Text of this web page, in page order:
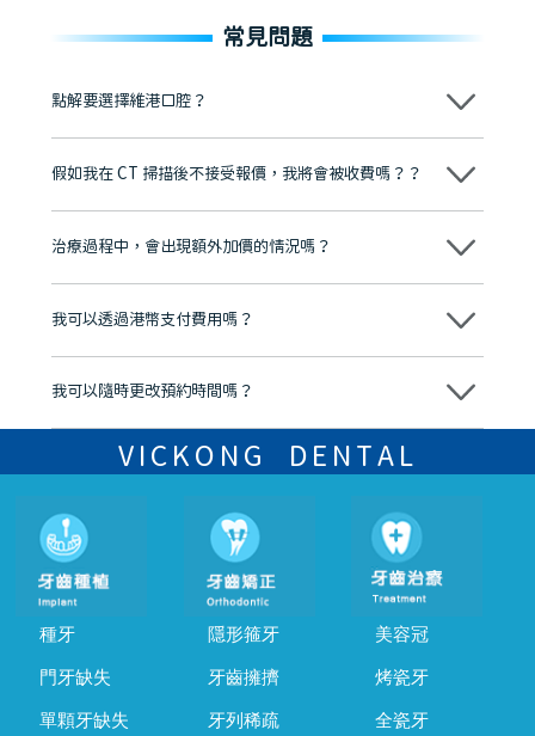
常見問題
點解要選擇維港口腔？
維港口腔踐行「醫道濟世」的大學校訓，各分院匯聚來自香港、內地的
牌」、「2025香港企業領袖品牌」，是諾貝爾種植系統全球放心植牙中
至今已服務超過三十個國家和地區的顧客，受到粵港澳大灣區及周邊城
市市民極高的口碑評價及信任推薦 珠海、深圳設有八大分院，香港亦設
有咨詢及服務保障中心，有任何問題都可以隨時預約免費咨詢，讓人十
假如我在 CT 掃描後不接受報價，我將會被收費嗎？？
不會！只要未開始實際服務之前，你不會被收取任何費用。
治療過程中，會出現額外加價的情況嗎？
不會，治療前我們會詳細說明治療方案及對應的價錢，顧客同意並簽字
我可以透過港幣支付費用嗎？
可以。維港口腔會按照當日匯率轉算收取費用，而匯率會及時告知客人
我可以隨時更改預約時間嗎？
可以，請盡早通過wechat或whatsapp聯絡我們，告知我們你原本預約
的時間及資料，並且重新預約的日期及時段
VICKONG DENTAL
種牙
門牙缺失
單顆牙缺失
隱形箍牙
牙齒擁擠
牙列稀疏
美容冠
烤瓷牙
全瓷牙